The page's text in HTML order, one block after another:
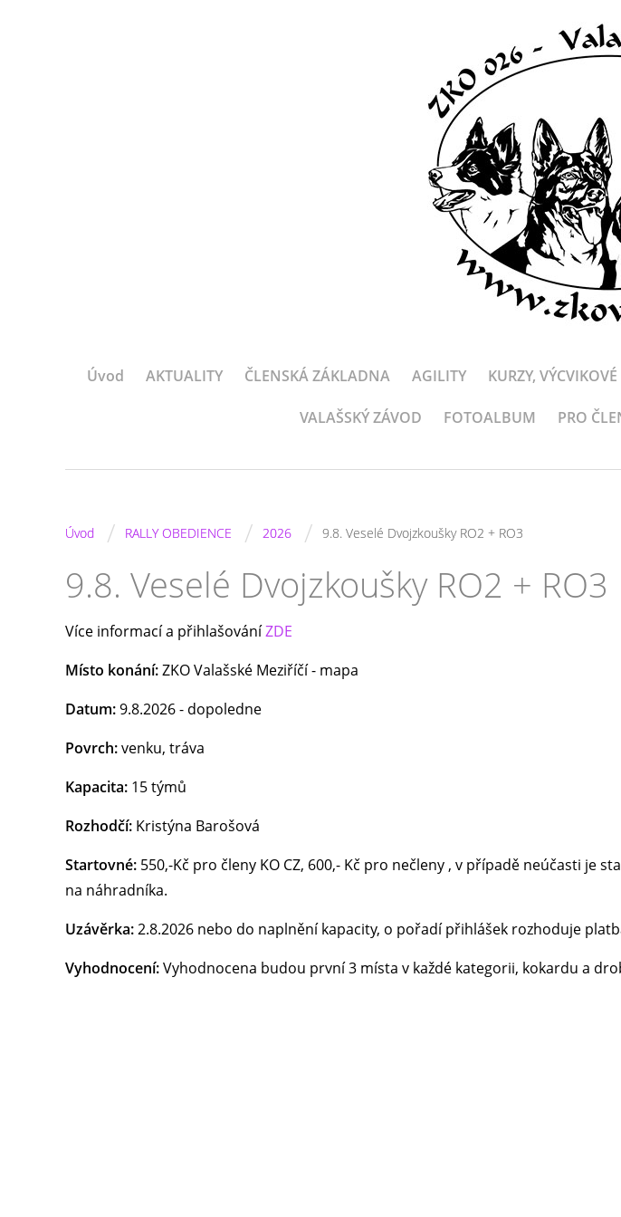
Úvod AKTUALITY ČLENSKÁ ZÁKLADNA AGILITY KURZY,
VALAŠSKÝ ZÁVOD FOTOALBUM PRO
Úvod / RALLY OBEDIENCE / 2026 / 9.8. Veselé Dvojzkoušky RO2 + RO3
9.8. Veselé Dvojzkoušky RO2 + RO3
Více informací a přihlašováníZDE
Místo konání:ZKO Valašské Meziříčí - mapa
Datum:9.8.2026 - dopoledne
Povrch:venku, tráva
Kapacita: 15 týmů
Rozhodčí: Kristýna Barošová
Startovné: 550,-Kč pro členy KO CZ, 600,- Kč pro nečleny , v případě neúčasti je
na náhradníka.
Uzávěrka:2.8.2026 nebo do naplnění kapacity, o pořadí přihlášek rozhoduje
Vyhodnocení:Vyhodnocena budou první 3 místa v každé kategorii, kokardu a